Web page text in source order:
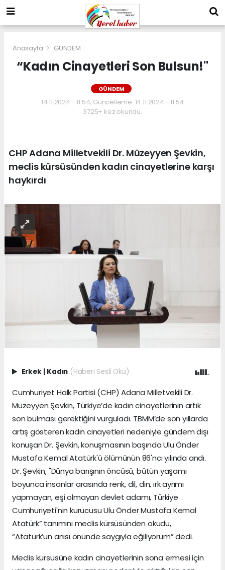
Anasayfa GÜNDEM
“Kadın Cinayetleri Son Bulsun!''
GÜNDEM
14.11.2024 - 11:54, Güncelleme: 14.11.2024 - 11:54
3725+ kez okundu.
CHP Adana Milletvekili Dr. Müzeyyen Şevkin,
meclis kürsüsünden kadın cinayetlerine karşı
haykırdı
Erkek Kadın (Haberi Sesli Oku)
Cumhuriyet Halk Partisi (CHP) Adana Milletvekili Dr.
Müzeyyen Şevkin, Türkiye’de kadın cinayetlerinin artık
son bulması gerektiğini vurguladı. TBMM’de son yıllarda
artış gösteren kadın cinayetleri nedeniyle gündem dışı
konuşan Dr. Şevkin, konuşmasının başında Ulu Önder
Mustafa Kemal Atatürk'ü ölümünün 86'ncı yılında andı.
Dr. Şevkin, "Dünya barışının öncüsü, bütün yaşamı
boyunca insanlar arasında renk, dil, din, ırk ayrımı
yapmayan, eşi olmayan devlet adamı, Türkiye
Cumhuriyeti'nin kurucusu Ulu Önder Mustafa Kemal
Atatürk” tanımını meclis kürsüsünden okudu,
“Atatürk’ün anısı önünde saygıyla eğiliyorum” dedi.
Meclis kürsüsüne kadın cinayetlerinin sona ermesi için